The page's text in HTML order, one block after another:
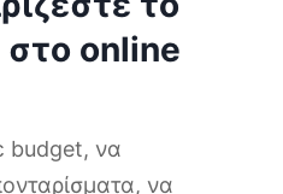
online
budget, να
να